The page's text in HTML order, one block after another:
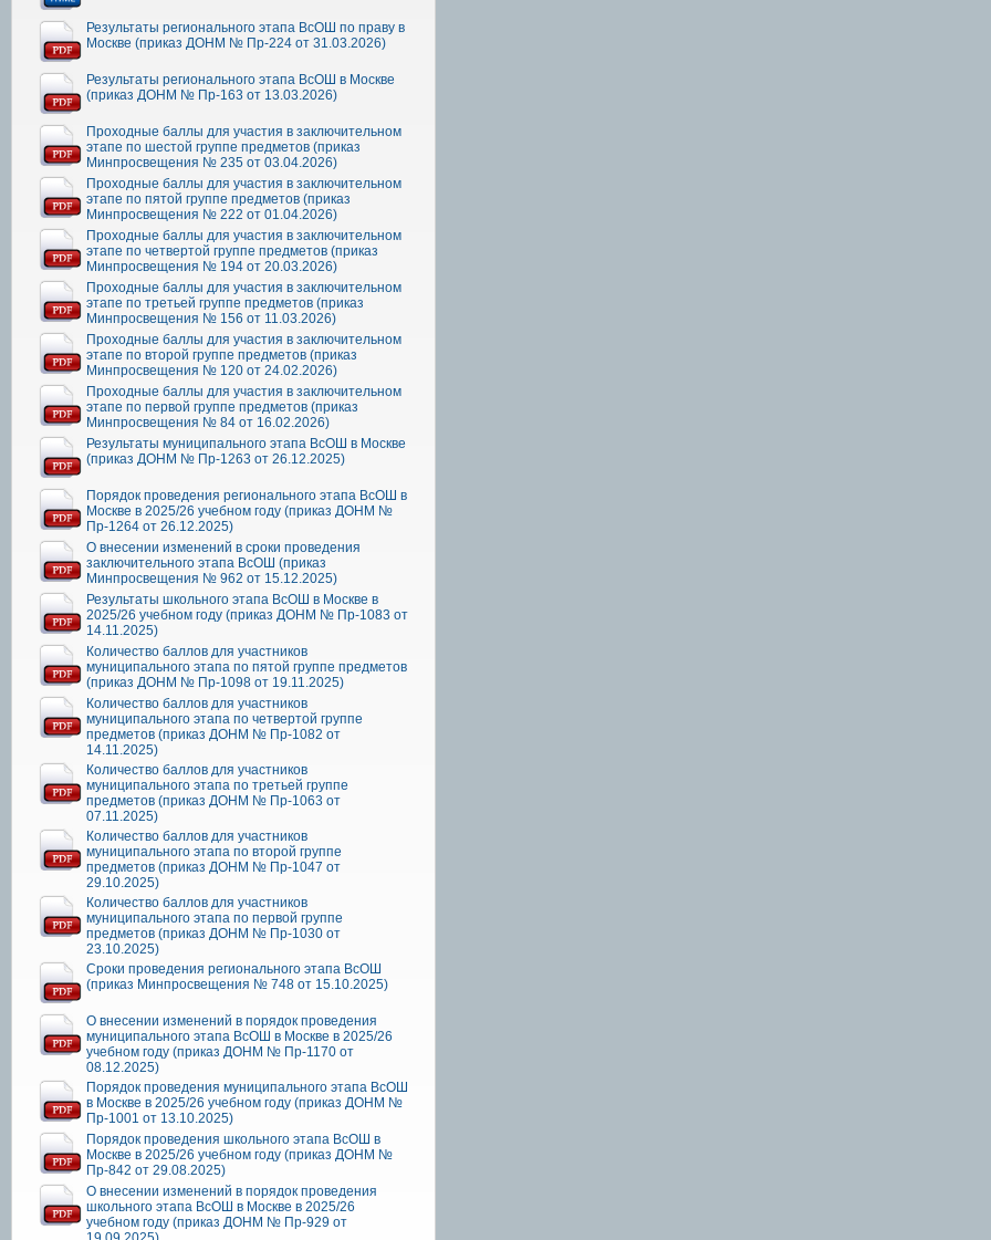
Результаты регионального этапа ВсОШ по праву в
Москве (приказ ДОНМ № Пр-224 от 31.03.2026)
Результаты регионального этапа ВсОШ в Москве
(приказ ДОНМ № Пр-163 от 13.03.2026)
Проходные баллы для участия в заключительном
этапе по шестой группе предметов (приказ
Минпросвещения № 235 от 03.04.2026)
Проходные баллы для участия в заключительном
этапе по пятой группе предметов (приказ
Минпросвещения № 222 от 01.04.2026)
Проходные баллы для участия в заключительном
этапе по четвертой группе предметов (приказ
Минпросвещения № 194 от 20.03.2026)
Проходные баллы для участия в заключительном
этапе по третьей группе предметов (приказ
Минпросвещения № 156 от 11.03.2026)
Проходные баллы для участия в заключительном
этапе по второй группе предметов (приказ
Минпросвещения № 120 от 24.02.2026)
Проходные баллы для участия в заключительном
этапе по первой группе предметов (приказ
Минпросвещения № 84 от 16.02.2026)
Результаты муниципального этапа ВсОШ в Москве
(приказ ДОНМ № Пр-1263 от 26.12.2025)
Порядок проведения регионального этапа ВсОШ в
Москве в 2025/26 учебном году (приказ ДОНМ №
Пр-1264 от 26.12.2025)
О внесении изменений в сроки проведения
заключительного этапа ВсОШ (приказ
Минпросвещения № 962 от 15.12.2025)
Результаты школьного этапа ВсОШ в Москве в
2025/26 учебном году (приказ ДОНМ № Пр-1083 от
14.11.2025)
Количество баллов для участников
муниципального этапа по пятой группе предметов
(приказ ДОНМ № Пр-1098 от 19.11.2025)
Количество баллов для участников
муниципального этапа по четвертой группе
предметов (приказ ДОНМ № Пр-1082 от
14.11.2025)
Количество баллов для участников
муниципального этапа по третьей группе
предметов (приказ ДОНМ № Пр-1063 от
07.11.2025)
Количество баллов для участников
муниципального этапа по второй группе
предметов (приказ ДОНМ № Пр-1047 от
29.10.2025)
Количество баллов для участников
муниципального этапа по первой группе
предметов (приказ ДОНМ № Пр-1030 от
23.10.2025)
Сроки проведения регионального этапа ВсОШ
(приказ Минпросвещения № 748 от 15.10.2025)
О внесении изменений в порядок проведения
муниципального этапа ВсОШ в Москве в 2025/26
учебном году (приказ ДОНМ № Пр-1170 от
08.12.2025)
Порядок проведения муниципального этапа ВсОШ
в Москве в 2025/26 учебном году (приказ ДОНМ №
Пр-1001 от 13.10.2025)
Порядок проведения школьного этапа ВсОШ в
Москве в 2025/26 учебном году (приказ ДОНМ №
Пр-842 от 29.08.2025)
О внесении изменений в порядок проведения
школьного этапа ВсОШ в Москве в 2025/26
учебном году (приказ ДОНМ № Пр-929 от